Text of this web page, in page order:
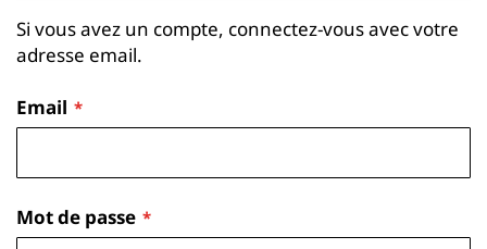
Si vous avez un compte, connectez-vous avec votre
adresse email.
Email
Mot de passe